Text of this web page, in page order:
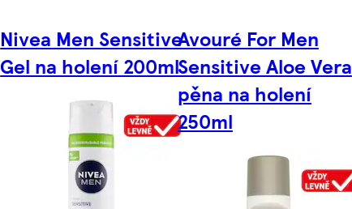
Nivea Men Sensitive
Gel na holení 200ml
Avouré For Men
Sensitive Aloe Vera
pěna na holení
250ml